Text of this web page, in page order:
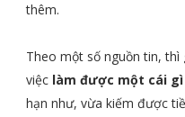
thêm.
Theo một số nguồn tin, thì
việc làm được một cái
hạn như, vừa kiếm được